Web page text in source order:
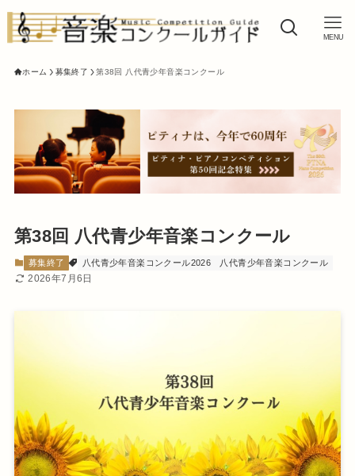
MENU
ホーム 募集終了 第38回 八代青少年音楽コンクール
第38回 八代青少年音楽コンクール
募集終了 八代青少年音楽コンクール2026 八代青少年音楽コンクール
2026年7月6日